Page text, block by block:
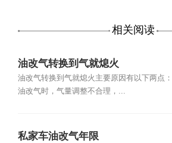
相关阅读
油改气转换到气就熄火
油改气转换到气就熄火主要原因有以下两点：
油改气时，气量调整不合理，...
私家车油改气年限